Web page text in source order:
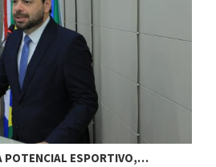
POTENCIAL ESPORTIVO,…